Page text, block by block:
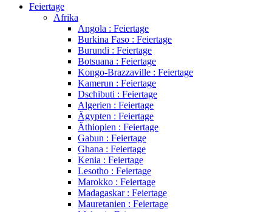
Feiertage
Afrika
Angola : Feiertage
Burkina Faso : Feiertage
Burundi : Feiertage
Botsuana : Feiertage
Kongo-Brazzaville : Feiertage
Kamerun : Feiertage
Dschibuti : Feiertage
Algerien : Feiertage
Ägypten : Feiertage
Äthiopien : Feiertage
Gabun : Feiertage
Ghana : Feiertage
Kenia : Feiertage
Lesotho : Feiertage
Marokko : Feiertage
Madagaskar : Feiertage
Mauretanien : Feiertage